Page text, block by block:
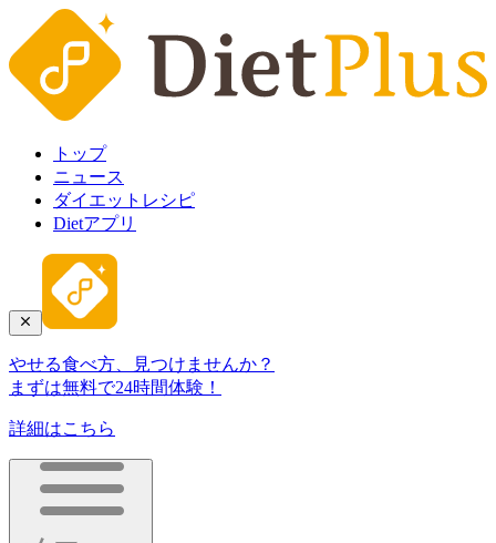
トップ
ニュース
ダイエットレシピ
Dietアプリ
やせる食べ方、見つけませんか？
まずは無料で24時間体験！
詳細はこちら